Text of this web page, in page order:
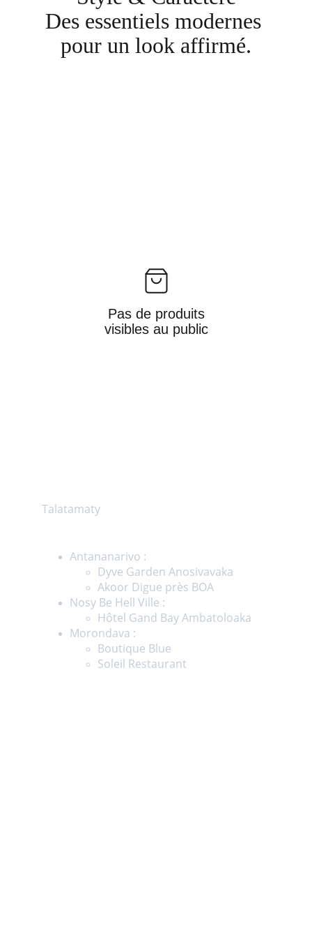
Des essentiels modernes
pour un look affirmé.
Pas de produits
visibles au public
Talatamaty
Antananarivo :
Dyve Garden Anosivavaka
Akoor Digue près BOA
Nosy Be Hell Ville :
Hôtel Gand Bay Ambatoloaka
Morondava :
Boutique Blue
Soleil Restaurant